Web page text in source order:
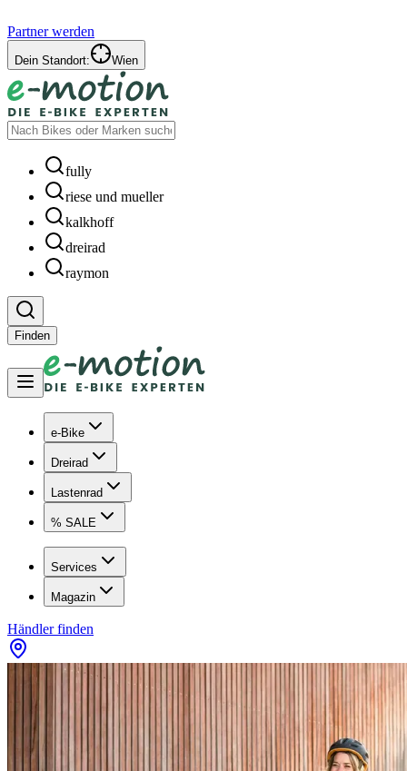
Partner werden
Dein Standort: Wien
fully
riese und mueller
kalkhoff
dreirad
raymon
Finden
e-Bike
Dreirad
Lastenrad
% SALE
Services
Magazin
Händler finden